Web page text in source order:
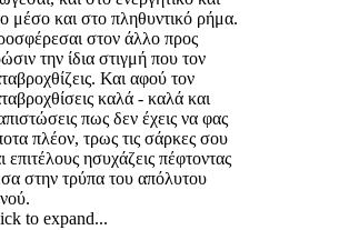
μέσο και στο πληθυντικό ρήμα.
στον άλλο προς
την ίδια στιγμή που τον
Και αφού τον
καλά - καλά και
πως δεν έχεις να φας
πλέον, τρως τις σάρκες σου
επιτέλους ησυχάζεις πέφτοντας
στην τρύπα του απόλυτου
to expand...